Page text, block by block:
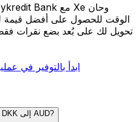
الوقت للحصول على أفضل قيمة
تحويل لك على بُعد بضع نقرات فقط
ابدأ بالتوفير في
ما هو سعر الصرف Nykredit Bank لـ DKK إلى AUD?